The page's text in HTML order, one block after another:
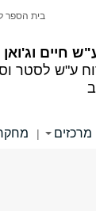
חיים וג'ואן
ע"ש לסטר
בית הספר
מרכזים |